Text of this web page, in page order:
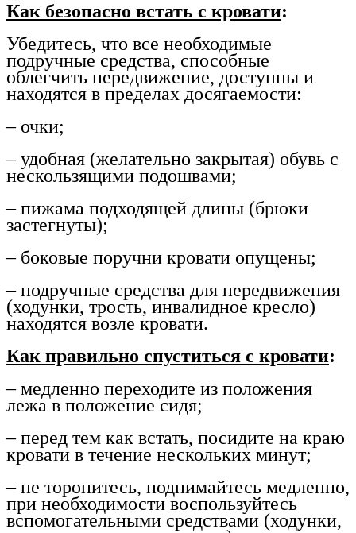
Как безопасно встать с кровати:
Убедитесь, что все необходимые
подручные средства, способные
облегчить передвижение, доступны и
находятся в пределах досягаемости:
– очки;
– удобная (желательно закрытая) обувь с
нескользящими подошвами;
– пижама подходящей длины (брюки
застегнуты);
– боковые поручни кровати опущены;
– подручные средства для передвижения
(ходунки, трость, инвалидное кресло)
находятся возле кровати.
Как правильно спуститься с кровати:
– медленно переходите из положения
лежа в положение сидя;
– перед тем как встать, посидите на краю
кровати в течение нескольких минут;
– не торопитесь, поднимайтесь медленно,
при необходимости воспользуйтесь
вспомогательными средствами (ходунки,